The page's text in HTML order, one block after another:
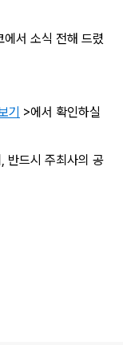
서 소식 전해 드렸
기 >에서 확인하실
반드시 주최사의 공